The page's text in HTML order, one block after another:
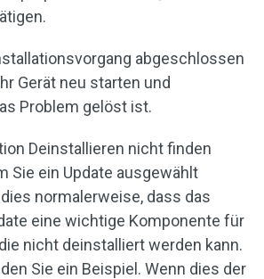
abgeschlossen
Gerät neu starten und
Problem gelöst ist.
Deinstallieren nicht finden
Sie ein Update ausgewählt
normalerweise, dass das
eine wichtige Komponente für
nicht deinstalliert werden kann.
Sie ein Beispiel. Wenn dies der